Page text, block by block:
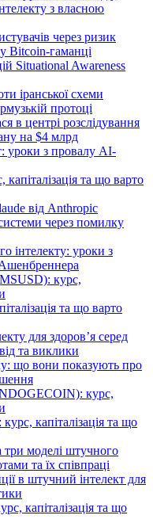
з власною
через ризик
Bitcoin-гаманці
Situational Awareness
іранської схеми
протоці
в центрі розслідування
на $4 млрд
уроки з провалу AI-
та що варто
від Anthropic
через помилку
інтелекту: уроки з
курс,
та що варто
для здоров’я серед
та виклики
що вони показують про
курс,
капіталізація та що
моделі штучного
та їх співпраці
в штучний інтелект для
капіталізація та що